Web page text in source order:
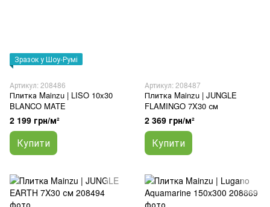
Зразок у Шоу-Румі
Артикул: 208486
Плитка Mainzu | LISO 10x30
BLANCO MATE
2 199 грн/м²
Купити
Артикул: 208487
Плитка Mainzu | JUNGLE
FLAMINGO 7X30 см
2 369 грн/м²
Купити